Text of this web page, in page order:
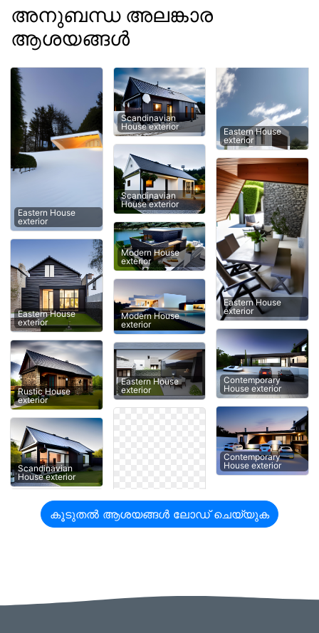
അനുബന്ധ അലങ്കാര
ആശയങ്ങൾ
Eastern House
exterior
Eastern House
exterior
Rustic House
exterior
Scandinavian
House exterior
Scandinavian
House exterior
Scandinavian
House exterior
Modern House
exterior
Modern House
exterior
Eastern House
exterior
Eastern House
exterior
Eastern House
exterior
Contemporary
House exterior
Contemporary
House exterior
കൂടുതൽ ആശയങ്ങൾ ലോഡ് ചെയ്യുക